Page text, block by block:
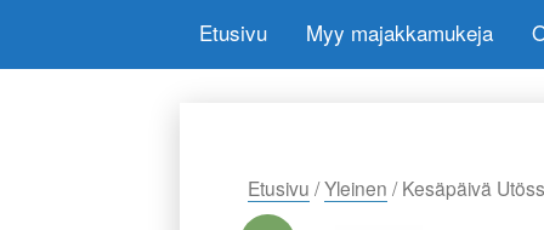
Etusivu Myy majakkamukeja
Etusivu /Yleinen / Kesäpäivä